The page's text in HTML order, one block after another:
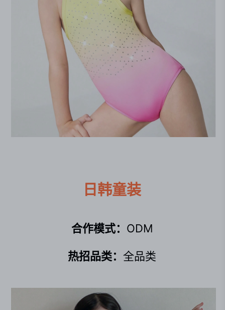
日韩童装
合作模式： ODM
热招品类： 全品类